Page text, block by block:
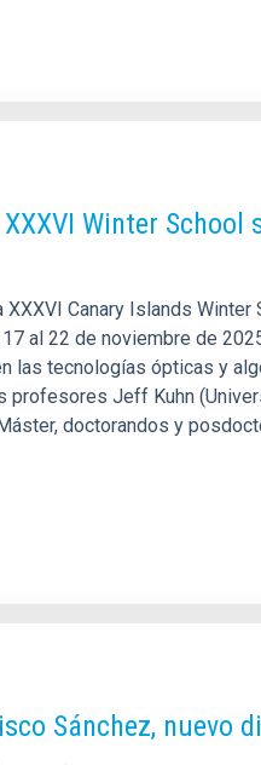
Winter
Canary Islands
al 22 de noviembre de
las tecnologías ópticas y
Jeff Kuhn
doctorandos y
Sánchez, nuevo